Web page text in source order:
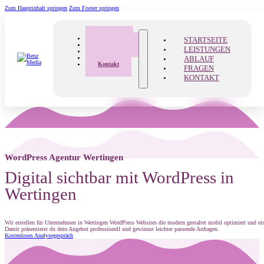
Zum Hauptinhalt springen Zum Footer springen
Kontakt
STARTSEITE
LEISTUNGEN
ABLAUF
FRAGEN
KONTAKT
WordPress Agentur Wertingen
Digital sichtbar mit WordPress in
Wertingen
Wir erstellen für Unternehmen in Wertingen WordPress Websites die modern gestaltet mobil optimiert und
Damit präsentierst du dein Angebot professionell und gewinnst leichter passende Anfragen.
Kostenloses Analysegespräch